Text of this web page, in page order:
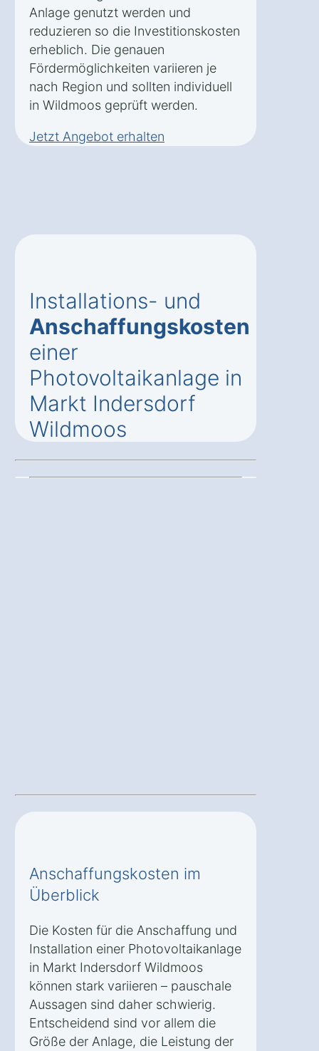
Anlage genutzt werden und
reduzieren so die Investitionskosten
erheblich. Die genauen
Fördermöglichkeiten variieren je
nach Region und sollten individuell
in Wildmoos geprüft werden.
Jetzt Angebot erhalten
Installations- und
Anschaffungskosten
einer
Photovoltaikanlage in
Markt Indersdorf
Wildmoos
Anschaffungskosten im
Überblick
Die Kosten für die Anschaffung und
Installation einer Photovoltaikanlage
in Markt Indersdorf Wildmoos
können stark variieren – pauschale
Aussagen sind daher schwierig.
Entscheidend sind vor allem die
Größe der Anlage, die Leistung der